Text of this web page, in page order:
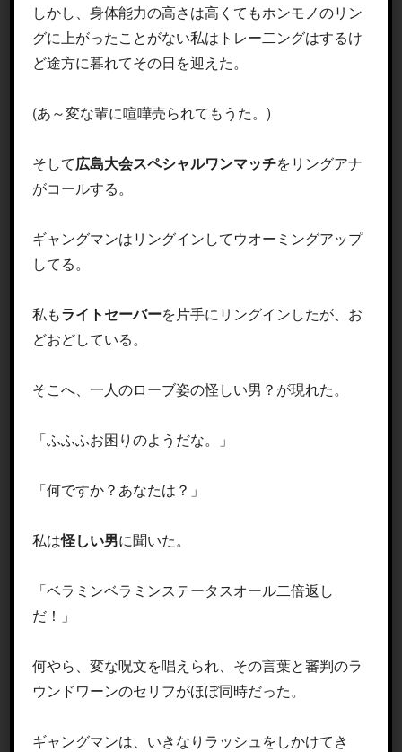
しかし、身体能力の高さは高くてもホンモノのリン
グに上がったことがない私はトレー二ングはするけ
ど途方に暮れてその日を迎えた。
(あ～変な輩に喧嘩売られてもうた。)
そして広島大会スペシャルワンマッチをリングアナ
がコールする。
ギャングマンはリングインしてウオーミングアップ
してる。
私もライトセーバーを片手にリングインしたが、お
どおどしている。
そこへ、一人のローブ姿の怪しい男？が現れた。
「ふふふお困りのようだな。」
「何ですか？あなたは？」
私は怪しい男に聞いた。
「ベラミンベラミンステータスオール二倍返し
だ！」
何やら、変な呪文を唱えられ、その言葉と審判のラ
ウンドワーンのセリフがほぼ同時だった。
ギャングマンは、いきなりラッシュをしかけてき